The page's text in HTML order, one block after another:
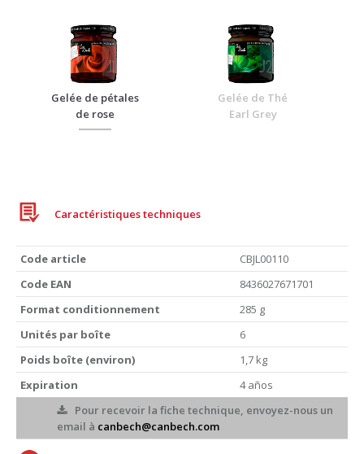
Gelée de pétales
de rose
Gelée de Thé
Earl Grey
Caractéristiques techniques
Code article
CBJL00110
Code EAN
8436027671701
Format conditionnement
285 g
Unités par boîte
6
Poids boîte (environ)
1,7 kg
Expiration
4 años
Pour recevoir la fiche technique, envoyez-nous un
email à canbech@canbech.com